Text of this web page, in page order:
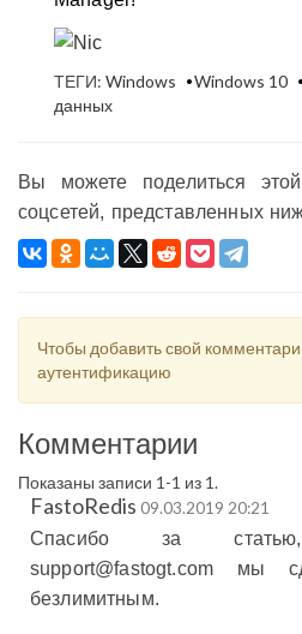
ТЕГИ: Windows Windows 10
данных
Вы можете поделиться
соцсетей, представленных
Чтобы добавить свой
аутентификацию
Комментарии
Показаны записи 1-1 из 1.
FastoRedis 09.03.2019 20:21
Спасибо за
support@fastogt.com мы
безлимитным.